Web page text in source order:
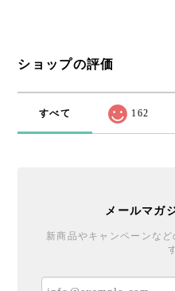
ショップの評価
すべて 162
メールマガ
新商品やキャンペーンな